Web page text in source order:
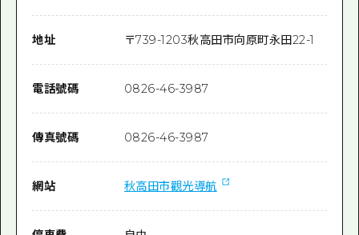
地址 〒739-1203秋高田市向原町永田22-1
電話號碼 0826-46-3987
傳真號碼 0826-46-3987
網站 秋高田市觀光導航